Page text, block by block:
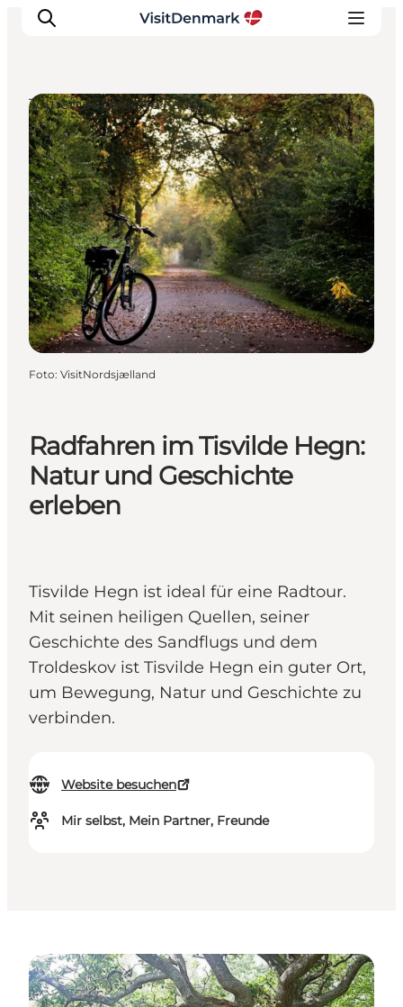
Inspiration
Regionen
Erlebnisse
Unterkünfte
Reiseplanung
Radfahren im Tisvilde Hegn:
Natur und Geschichte
erleben
Tisvilde Hegn ist ideal für eine Radtour.
Mit seinen heiligen Quellen, seiner
Geschichte des Sandflugs und dem
Troldeskov ist Tisvilde Hegn ein guter Ort,
um Bewegung, Natur und Geschichte zu
verbinden.
Website besuchen
Mir selbst, Mein Partner, Freunde
Touren auf eigene Faust
Foto: VisitNordsjælland